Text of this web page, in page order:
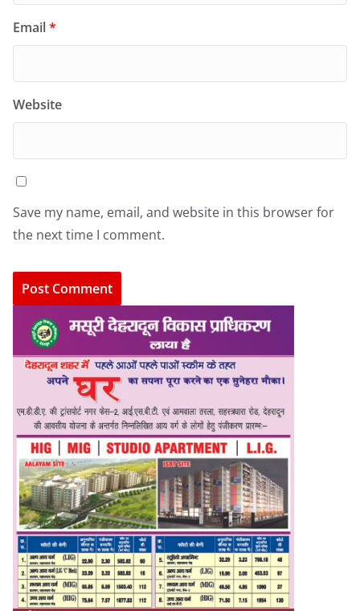
Email*
Website
Save my name, email, and website in this browser for
the next time I comment.